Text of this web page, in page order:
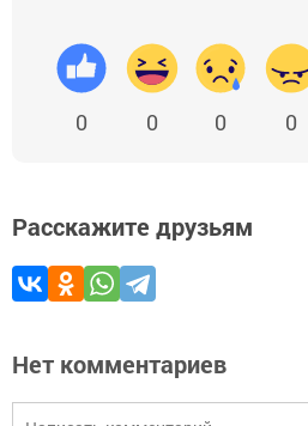
0 0 0 0
Расскажите друзьям
Нет комментариев